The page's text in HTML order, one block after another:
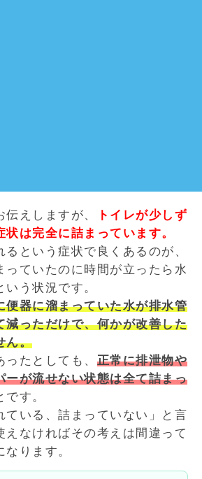
伝えしますが、
トイレが少しず
は完全に詰まっています。
るという症状で良くあるのが、
っていたのに時間が立ったら水
う状況です。
便器に溜まっていた水が排水管
減っただけで、何かが改善した
ん。
たとしても、 正常に排泄物や
ーが流せない状態は全て詰まっ
す。
ている、詰まっていない」と言
えなければその考えは間違って
ります。